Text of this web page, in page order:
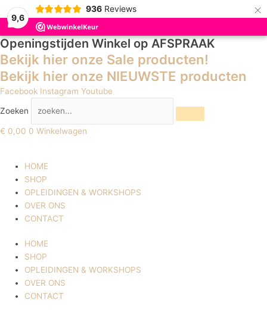
9,6
936 Reviews ×
Openingstijden Winkel op AFSPRAAK
Bekijk hier onze Sale producten!
Bekijk hier onze NIEUWSTE producten
Facebook Instagram Youtube
Zoeken
€ 0,00 0 Winkelwagen
HOME
SHOP
OPLEIDINGEN & WORKSHOPS
OVER ONS
CONTACT
HOME
SHOP
OPLEIDINGEN & WORKSHOPS
OVER ONS
CONTACT